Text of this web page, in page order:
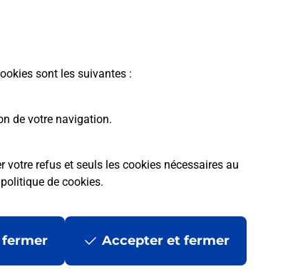
sont les suivantes :
de votre navigation.
refus et seuls les cookies nécessaires au
de cookies.
fermer Accepter et fermer
Mentions légales Données personnelles et cookies